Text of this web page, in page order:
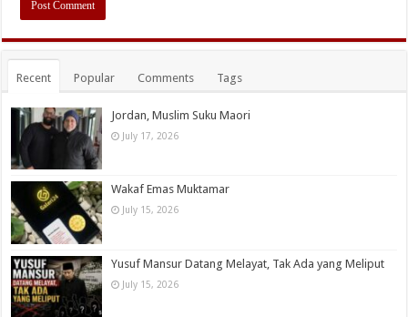
Recent Popular Comments Tags
Jordan, Muslim Suku Maori
July 17, 2026
Wakaf Emas Muktamar
July 15, 2026
Yusuf Mansur Datang Melayat, Tak Ada yang Meliput
July 15, 2026